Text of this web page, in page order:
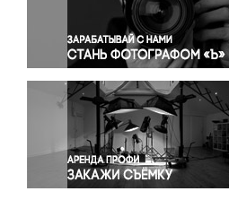
Правосудие
Происшествия и конфликты
Религия
Светская жизнь
Спорт
Экология
Экономика и бизнес